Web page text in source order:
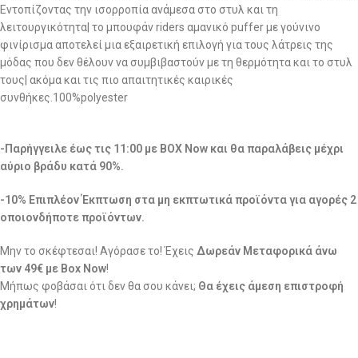
Εντοπίζοντας την ισορροπία ανάμεσα στο στυλ και τη
λειτουργικότητα| το μπουφάν riders αμανικό puffer με γούνινο
φινίρισμα αποτελεί μια εξαιρετική επιλογή για τους λάτρεις της
μόδας που δεν θέλουν να συμβιβαστούν με τη θερμότητα και το στυλ
τους| ακόμα και τις πιο απαιτητικές καιρικές
συνθήκες.100%polyester
-Παρήγγειλε έως τις 11:00 με BOX Now και θα παραλάβεις μέχρι
αύριο βράδυ κατά 90%.
-10% Επιπλέον Έκπτωση στα μη εκπτωτικά προϊόντα για αγορές 2
οποιονδήποτε προϊόντων.
Μην το σκέφτεσαι! Αγόρασε το! Έχεις Δωρεάν Μεταφορικά άνω
των 49€ με Box Now!
Μήπως φοβάσαι ότι δεν θα σου κάνει; Θα έχεις άμεση επιστροφή
χρημάτων!